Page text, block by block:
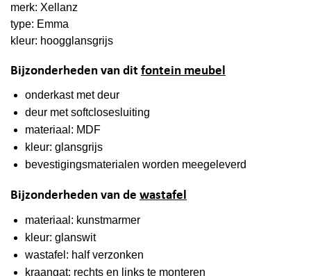
merk: Xellanz
type: Emma
kleur: hoogglansgrijs
Bijzonderheden van dit fontein meubel
onderkast met deur
deur met softclosesluiting
materiaal: MDF
kleur: glansgrijs
bevestigingsmaterialen worden meegeleverd
Bijzonderheden van de wastafel
materiaal: kunstmarmer
kleur: glanswit
wastafel: half verzonken
kraangat: rechts en links te monteren